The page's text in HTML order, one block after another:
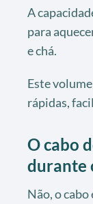
A
para
e chá.
Este
rápidas,
O cabo
durante
Não, o